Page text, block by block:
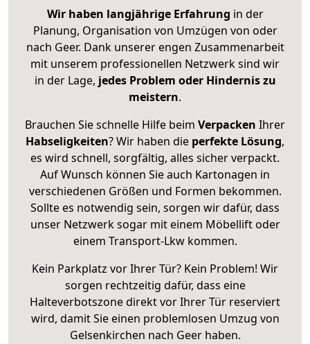
Wir haben langjährige Erfahrung in der
Planung, Organisation von Umzügen von oder
nach Geer. Dank unserer engen Zusammenarbeit
mit unserem professionellen Netzwerk sind wir
in der Lage, jedes Problem oder Hindernis zu
meistern.
Brauchen Sie schnelle Hilfe beim Verpacken Ihrer
Habseligkeiten? Wir haben die perfekte Lösung,
es wird schnell, sorgfältig, alles sicher verpackt.
Auf Wunsch können Sie auch Kartonagen in
verschiedenen Größen und Formen bekommen.
Sollte es notwendig sein, sorgen wir dafür, dass
unser Netzwerk sogar mit einem Möbellift oder
einem Transport-Lkw kommen.
Kein Parkplatz vor Ihrer Tür? Kein Problem! Wir
sorgen rechtzeitig dafür, dass eine
Halteverbotszone direkt vor Ihrer Tür reserviert
wird, damit Sie einen problemlosen Umzug von
Gelsenkirchen nach Geer haben.